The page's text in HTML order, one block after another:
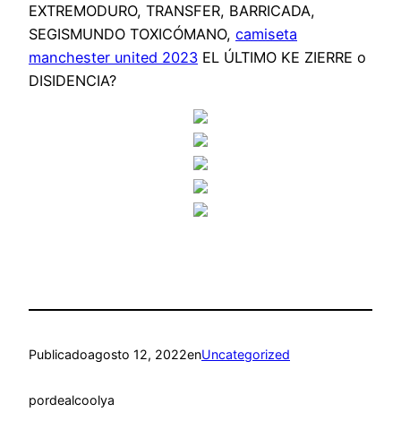
EXTREMODURO, TRANSFER, BARRICADA,
SEGISMUNDO TOXICÓMANO, camiseta
manchester united 2023 EL ÚLTIMO KE ZIERRE o
DISIDENCIA?
Publicadoagosto 12, 2022enUncategorized
pordealcoolya